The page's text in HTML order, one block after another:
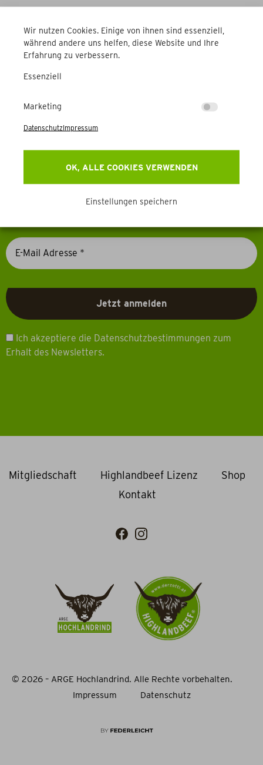
Wir nutzen Cookies. Einige von ihnen sind essenziell,
während andere uns helfen, diese Website und Ihre
Erfahrung zu verbessern.
Essenziell
Marketing
OK, ALLE COOKIES VERWENDEN
Einstellungen speichern
DatenschutzImpressum
Newsletter
Erhalten Sie Aktuelles, Events & mehr direkt in Ihr
Ich akzeptiere die Datenschutzbestimmungen zum
Erhalt des Newsletters.
Mitgliedschaft Highlandbeef Lizenz
Shop
Kontakt
© 2026 – ARGE Hochlandrind. Alle Rechte vorbehalten.
Impressum
Datenschutz